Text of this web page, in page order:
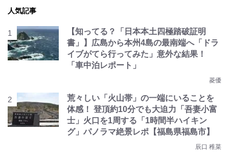
人気記事
【知ってる？「日本本土四極踏破証明
書」】広島から本州4島の最南端へ「ドラ
イブがてら行ってみた」意外な結果！
「車中泊レポート」
菱優
荒々しい「火山帯」の一端にいることを
体感！ 登頂約10分でも大迫力「吾妻小富
士」火口を1周する「1時間半ハイキン
グ」パノラマ絶景レポ【福島県福島市】
辰口 稚菜